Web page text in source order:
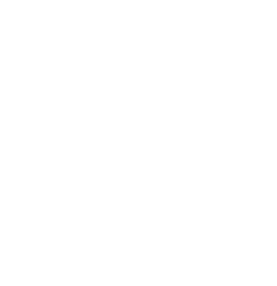
and see latest updates,